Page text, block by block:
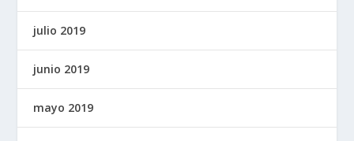
julio 2019
junio 2019
mayo 2019